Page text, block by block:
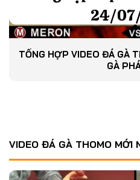
TỔNG HỢP VIDEO ĐÁ
GÀ
VIDEO ĐÁ GÀ THOMO MỚI